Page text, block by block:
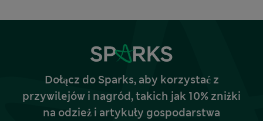
Dołącz do Sparks, aby korzystać z
przywilejów i nagród, takich jak 10% zniżki
na odzież i artykuły gospodarstwa